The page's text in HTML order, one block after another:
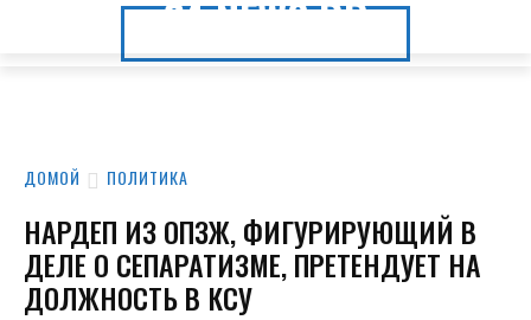
24.NEWS.DP
24.NEWS.DP
ДОМОЙ ПОЛИТИКА
НАРДЕП ИЗ ОПЗЖ, ФИГУРИРУЮЩИЙ В
ДЕЛЕ О СЕПАРАТИЗМЕ, ПРЕТЕНДУЕТ НА
ДОЛЖНОСТЬ В КСУ